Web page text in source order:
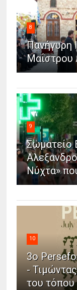
8
Πανήγυρη
Μαΐστρου
9
Σωματείο
Νύχτα»
10
3ο
-
του